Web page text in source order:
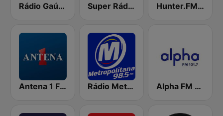
Rádio Gaúcha ZH Super Rádio Tupi Hunter.FM - Sertanejo
Antena 1 FM Rádio Metropolitana 98.5 FM Alpha FM 101.7